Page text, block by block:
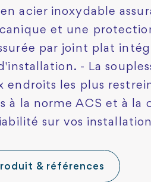
en acier inoxydable
et une
par joint plat
- La
endroits les plus
à la norme ACS et à
sur vos
& références